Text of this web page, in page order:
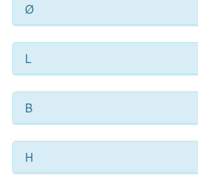
Ø
L
B
H